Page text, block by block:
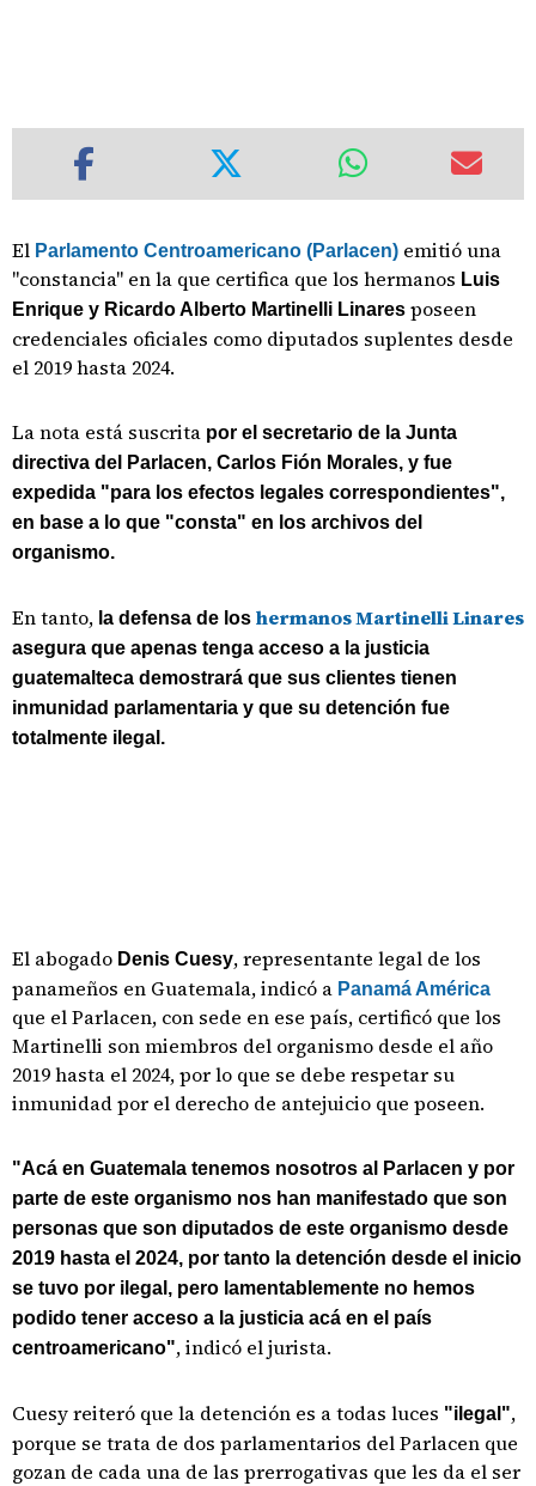
El Parlamento Centroamericano (Parlacen) emitió una
"constancia" en la que certifica que los hermanos Luis
Enrique y Ricardo Alberto Martinelli Linares poseen
credenciales oficiales como diputados suplentes desde
el 2019 hasta 2024.
La nota está suscrita por el secretario de la Junta
directiva del Parlacen, Carlos Fión Morales, y fue
expedida "para los efectos legales correspondientes",
en base a lo que "consta" en los archivos del
organismo.
En tanto, la defensa de los hermanos Martinelli Linares
asegura que apenas tenga acceso a la justicia
guatemalteca demostrará que sus clientes tienen
inmunidad parlamentaria y que su detención fue
totalmente ilegal.
El abogado Denis Cuesy, representante legal de los
panameños en Guatemala, indicó a Panamá América
que el Parlacen, con sede en ese país, certificó que los
Martinelli son miembros del organismo desde el año
2019 hasta el 2024, por lo que se debe respetar su
inmunidad por el derecho de antejuicio que poseen.
"Acá en Guatemala tenemos nosotros al Parlacen y por
parte de este organismo nos han manifestado que son
personas que son diputados de este organismo desde
2019 hasta el 2024, por tanto la detención desde el inicio
se tuvo por ilegal, pero lamentablemente no hemos
podido tener acceso a la justicia acá en el país
centroamericano", indicó el jurista.
Cuesy reiteró que la detención es a todas luces "ilegal",
porque se trata de dos parlamentarios del Parlacen que
gozan de cada una de las prerrogativas que les da el ser